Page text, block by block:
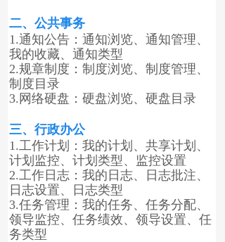
二、公共事务
1.通知公告：通知浏览、通知管理、
我的收藏、通知类型
2.规章制度：制度浏览、制度管理、
制度目录
3.网络硬盘：硬盘浏览、硬盘目录
三、行政办公
1.工作计划：我的计划、共享计划、
计划监控、计划类型、监控设置
2.工作日志：我的日志、日志批注、
日志设置、日志类型
3.任务管理：我的任务、任务分配、
领导监控、任务绩效、领导设置、任
务类型